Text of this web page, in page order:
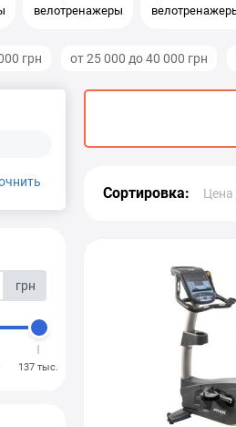
велотренажеры
грн от 25 000 до 40 000 грн
грн
137 тыс.
Сортировка: Цена